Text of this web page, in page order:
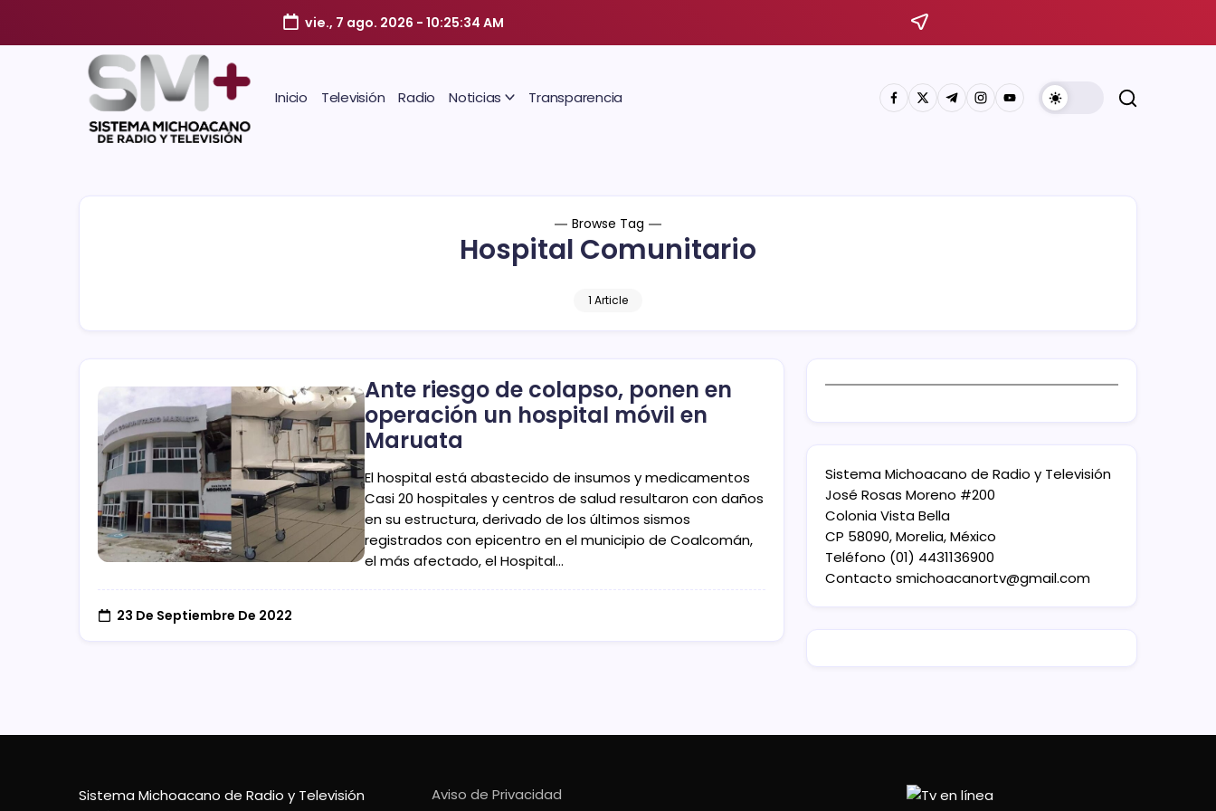
vie., 7 ago. 2026 - 10:25:35 AM
Inicio Televisión Radio Noticias Transparencia
Browse Tag
Hospital Comunitario
1 Article
Ante riesgo de colapso, ponen en
operación un hospital móvil en
Maruata
El hospital está abastecido de insumos y medicamentos
Casi 20 hospitales y centros de salud resultaron con daños
en su estructura, derivado de los últimos sismos
registrados con epicentro en el municipio de Coalcomán,
el más afectado, el Hospital…
23 De Septiembre De 2022
Sistema Michoacano de Radio y Televisión
José Rosas Moreno #200
Colonia Vista Bella
CP 58090, Morelia, México
Teléfono (01) 4431136900
Contacto smichoacanortv@gmail.com
Sistema Michoacano de Radio y Televisión
Aviso de Privacidad